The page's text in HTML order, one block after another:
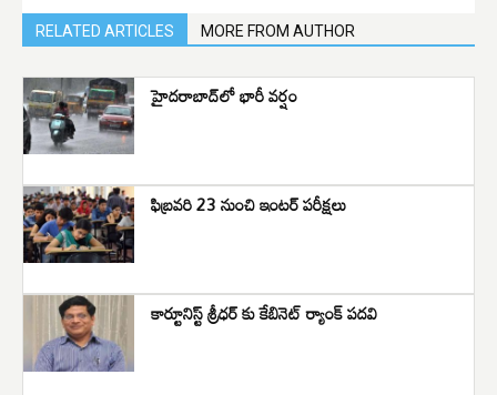
RELATED ARTICLES MORE FROM AUTHOR
హైదరాబాద్‌లో భారీ వర్షం
ఫిబ్రవరి 23 నుంచి ఇంటర్ పరీక్షలు
కార్టూనిస్ట్ శ్రీధర్ కు కేబినెట్ ర్యాంక్ పదవి